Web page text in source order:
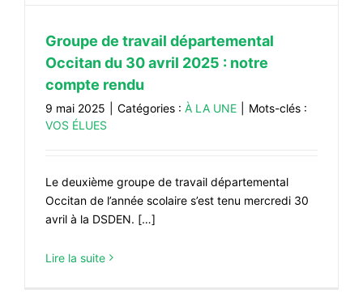
#FORMATION
#ÉLECTIONS
#PRESSE
Groupe de travail départemental
Occitan du 30 avril 2025 : notre
compte rendu
9 mai 2025 Catégories : À LA UNE
Mots-clés :
VOS ÉLUES
Le deuxième groupe de travail départemental
Occitan de l’année scolaire s’est tenu mercredi 30
avril à la DSDEN. […]
Lire la suite